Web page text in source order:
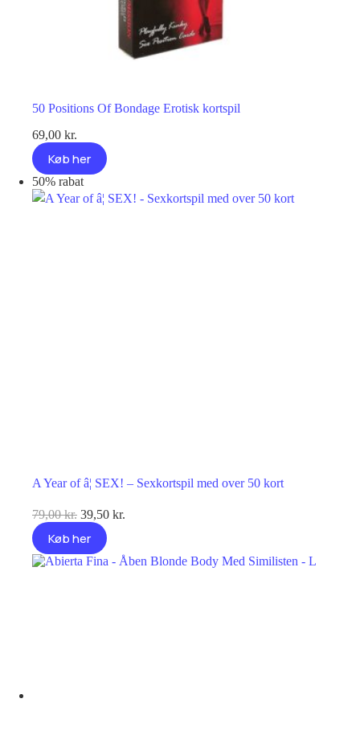
50 Positions Of Bondage Erotisk kortspil
69,00 kr.
Køb her
50% rabat
A Year of â¦ SEX! – Sexkortspil med over 50 kort
79,00kr. Den
oprindelige
pris
var:
39,50 kr.
er:
Køb her